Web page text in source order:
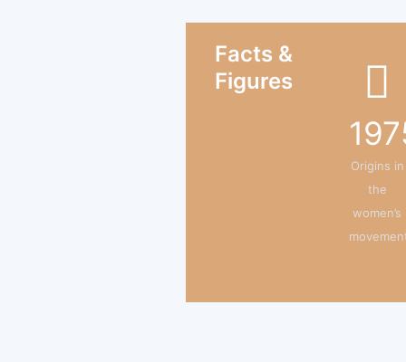
Facts &
Figures
Origins in
the
women’s